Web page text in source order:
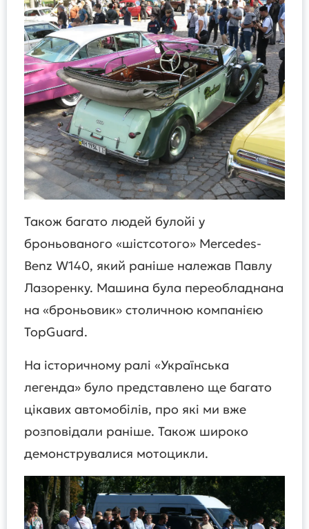
Також багато людей булойі у
броньованого «шістсотого» Mercedes-
Benz W140, який раніше належав Павлу
Лазоренку. Машина була переобладнана
на «броньовик» столичною компанією
TopGuard.
На історичному ралі «Українська
легенда» було представлено ще багато
цікавих автомобілів, про які ми вже
розповідали раніше. Також широко
демонструвалися мотоцикли.